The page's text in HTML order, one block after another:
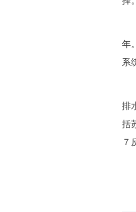
年
系
排
括
７